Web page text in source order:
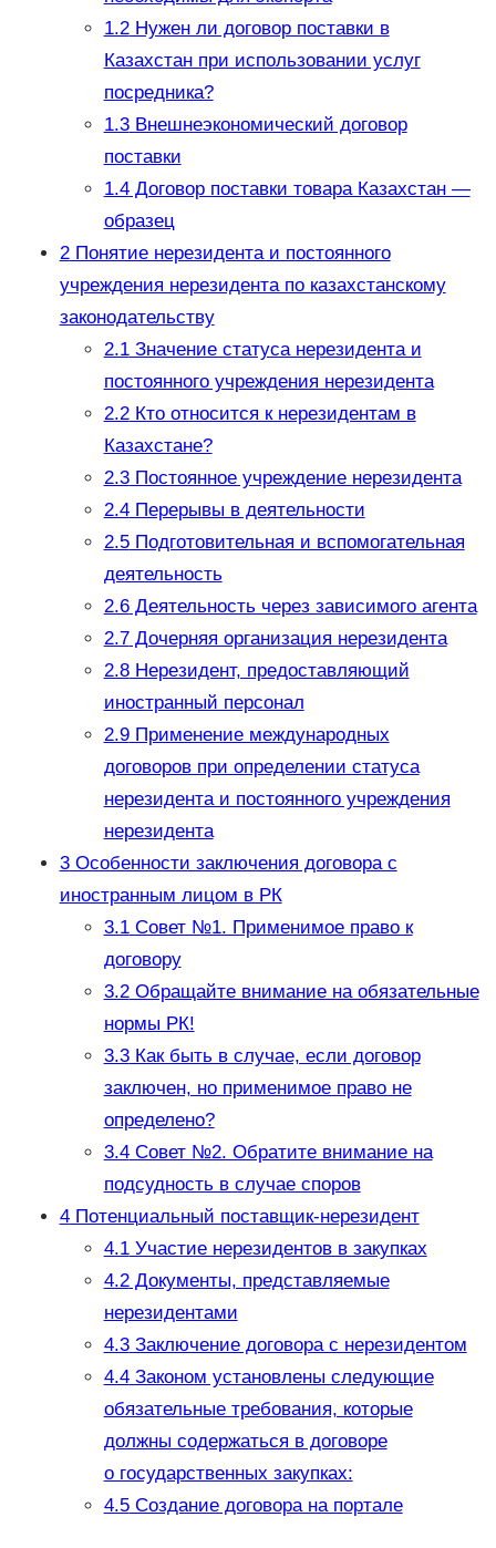
1.2Нужен ли договор поставки в
Казахстан при использовании услуг
посредника?
1.3Внешнеэкономический договор
поставки
1.4Договор поставки товара Казахстан —
образец
2Понятие нерезидента и постоянного
учреждения нерезидента по казахстанскому
законодательству
2.1Значение статуса нерезидента и
постоянного учреждения нерезидента
2.2Кто относится к нерезидентам в
Казахстане?
2.3Постоянное учреждение нерезидента
2.4Перерывы в деятельности
2.5Подготовительная и вспомогательная
деятельность
2.6Деятельность через зависимого агента
2.7Дочерняя организация нерезидента
2.8Нерезидент, предоставляющий
иностранный персонал
2.9Применение международных
договоров при определении статуса
нерезидента и постоянного учреждения
нерезидента
3Особенности заключения договора с
иностранным лицом в РК
3.1Совет №1. Применимое право к
договору
3.2Обращайте внимание на обязательные
нормы РК!
3.3Как быть в случае, если договор
заключен, но применимое право не
определено?
3.4Совет №2. Обратите внимание на
подсудность в случае споров
4Потенциальный поставщик-нерезидент
4.1Участие нерезидентов в закупках
4.2Документы, представляемые
нерезидентами
4.3Заключение договора с нерезидентом
4.4Законом установлены следующие
обязательные требования, которые
должны содержаться в договоре
о государственных закупках:
4.5Создание договора на портале